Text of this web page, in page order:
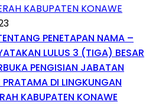
PENETAPAN NAMA –
LULUS 3 (TIGA) BESAR
PENGISIAN JABATAN
DI LINGKUNGAN
KABUPATEN KONAWE